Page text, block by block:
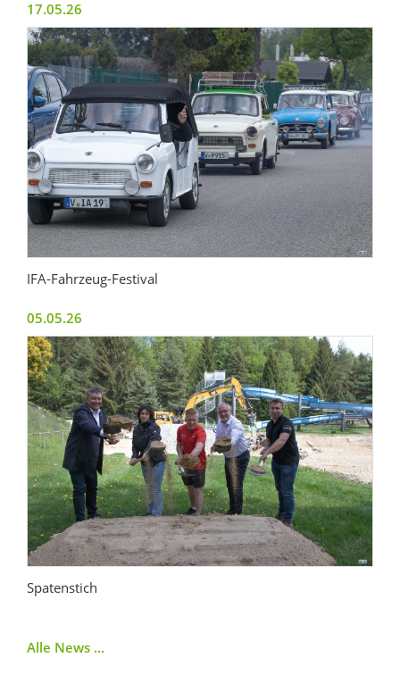
17.05.26
IFA-Fahrzeug-Festival
05.05.26
Spatenstich
Alle News ...